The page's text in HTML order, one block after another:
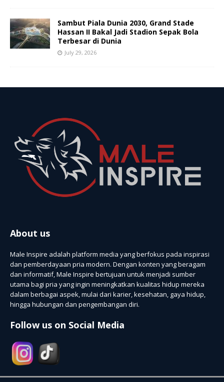
Sambut Piala Dunia 2030, Grand Stade
Hassan II Bakal Jadi Stadion Sepak Bola
Terbesar di Dunia
July 29, 2026
About us
Male Inspire adalah platform media yang berfokus pada inspirasi
dan pemberdayaan pria modern. Dengan konten yang beragam
dan informatif, Male Inspire bertujuan untuk menjadi sumber
utama bagi pria yang ingin meningkatkan kualitas hidup mereka
dalam berbagai aspek, mulai dari karier, kesehatan, gaya hidup,
hingga hubungan dan pengembangan diri.
Follow us on Social Media